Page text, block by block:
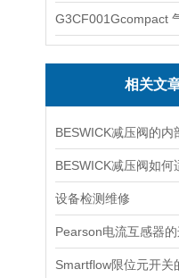
相关文
设备检测维修
Smartflow限位元开关